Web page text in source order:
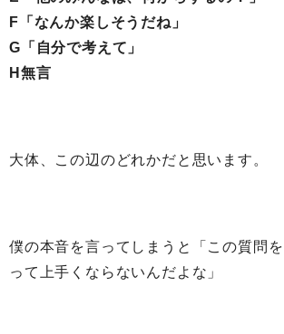
F「なんか楽しそうだね」
G「自分で考えて」
H無言
大体、この辺のどれかだと思います。
僕の本音を言ってしまうと「この質問
って上手くならないんだよな」